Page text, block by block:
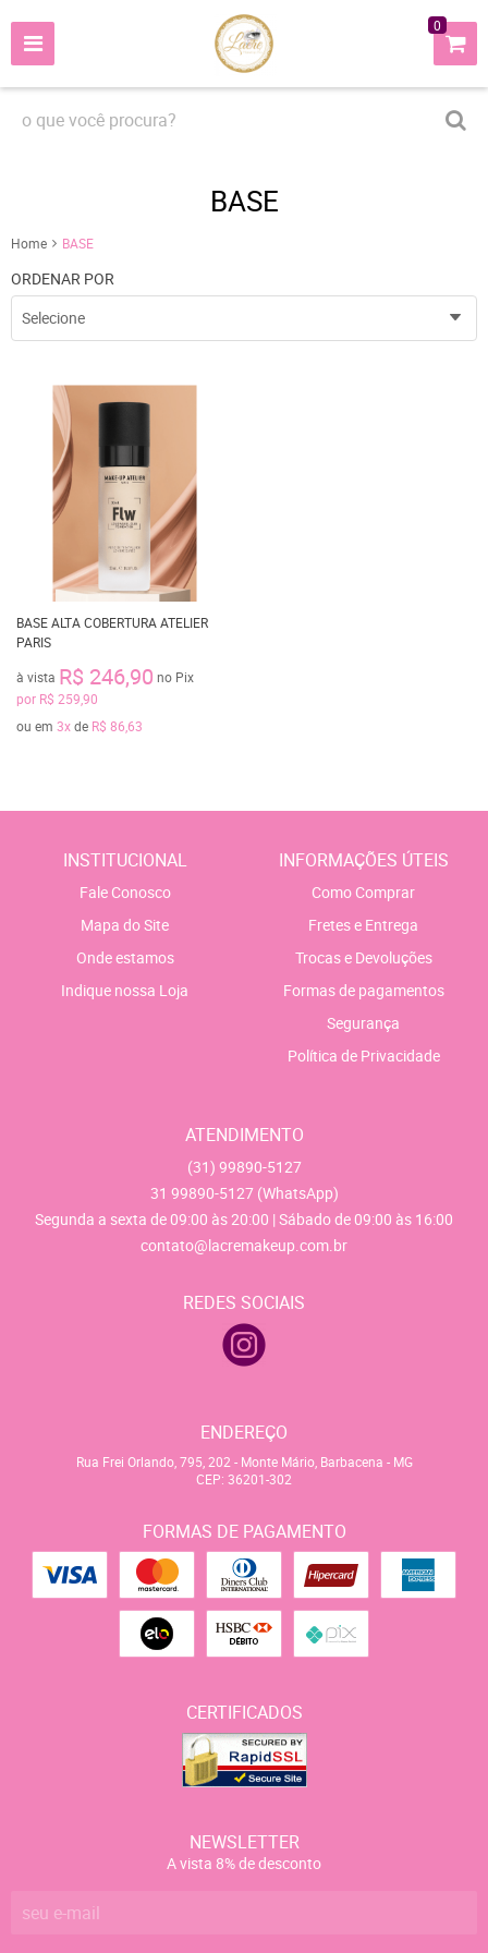
0
BASE
Home BASE
ORDENAR POR
Selecione
BASE ALTA COBERTURA ATELIER
PARIS
à vista R$ 246,90 no Pix
por R$ 259,90
ou em 3xde R$ 86,63
INSTITUCIONAL
Fale Conosco
Mapa do Site
Onde estamos
Indique nossa Loja
INFORMAÇÕES ÚTEIS
Como Comprar
Fretes e Entrega
Trocas e Devoluções
Formas de pagamentos
Segurança
Política de Privacidade
ATENDIMENTO
(31) 99890-5127
31 99890-5127 (WhatsApp)
Segunda a sexta de 09:00 às 20:00 | Sábado de 09:00 às 16:00
contato@lacremakeup.com.br
REDES SOCIAIS
ENDEREÇO
Rua Frei Orlando, 795, 202 - Monte Mário, Barbacena - MG
CEP: 36201-302
FORMAS DE PAGAMENTO
CERTIFICADOS
NEWSLETTER
A vista 8% de desconto